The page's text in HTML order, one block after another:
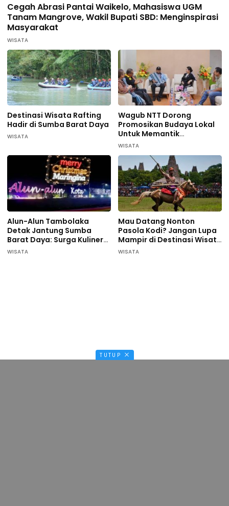
Cegah Abrasi Pantai Waikelo, Mahasiswa UGM
Tanam Mangrove, Wakil Bupati SBD: Menginspirasi
Masyarakat
WISATA
Destinasi Wisata Rafting
Hadir di Sumba Barat Daya
WISATA
Wagub NTT Dorong
Promosikan Budaya Lokal
Untuk Memantik
Wisatawan Datang di
WISATA
Alun-Alun Tambolaka
Detak Jantung Sumba
Barat Daya: Surga Kuliner
Pelaku UMKM
WISATA
Mau Datang Nonton
Pasola Kodi? Jangan Lupa
Mampir di Destinasi Wisata
ini…
WISATA
TUTUP